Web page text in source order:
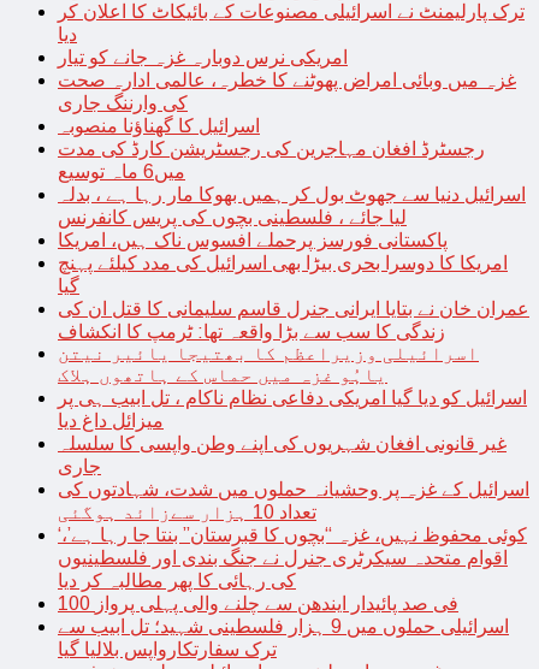
ترک پارلیمنٹ نے اسرائیلی مصنوعات کے بائیکاٹ کا اعلان کر
دیا
امریکی نرس دوبارہ غزہ جانے کو تیار
غزہ میں وبائی امراض پھوٹنے کا خطرہ، عالمی ادارہ صحت
کی وارننگ جاری
اسرائیل کا گھناؤنا منصوبہ
رجسٹرڈ افغان مہاجرین کی رجسٹریشن کارڈ کی مدت
میں6 ماہ توسیع
اسرائیل دنیا سے جھوٹ بول کر ہمیں بھوکا مار رہا ہے ، بدلہ
لیا جائے ، فلسطینی بچوں کی پریس کانفرنس
پاکستانی فورسز پرحملے افسوس ناک ہیں، امریکا
امریکا کا دوسرا بحری بیڑا بھی اسرائیل کی مدد کیلئے پہنچ
گیا
عمران خان نے بتایا ایرانی جنرل قاسم سلیمانی کا قتل ان کی
زندگی کا سب سے بڑا واقعہ تھا: ٹرمپ کا انکشاف
اسرائیلی وزیراعظم کا بھتیجا یائیر نیتن
یاہُو غزہ میں حماس کے ہاتھوں ہلاک
اسرائیل کو دیا گیا امریکی دفاعی نظام ناکام ، تل ابیب ہی پر
میزائل داغ دیا
غیر قانونی افغان شہریوں کی اپنے وطن واپسی کا سلسلہ
جاری
اسرائیل کے غزہ پر وحشیانہ حملوں میں شدت، شہادتوں کی
تعداد 10 ہزار سےزائد ہوگئی
‘کوئی محفوظ نہیں، غزہ “بچوں کا قبرستان” بنتا جا رہا ہے’،
اقوام متحدہ سیکرٹری جنرل نے جنگ بندی اور فلسطینیوں
کی رہائی کا پھر مطالبہ کر دیا
100 فی صد پائیدار ایندھن سے چلنے والی پہلی پرواز
اسرائیلی حملوں میں 9 ہزار فلسطینی شہید؛ تل ابیب سے
ترک سفارتکارواپس بلالیا گیا